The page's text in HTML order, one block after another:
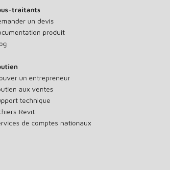
traitants
un devis
produit
un entrepreneur
aux ventes
technique
Revit
de comptes nationaux